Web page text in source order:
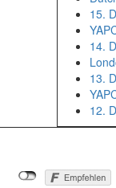
15.
14.
13.
12.